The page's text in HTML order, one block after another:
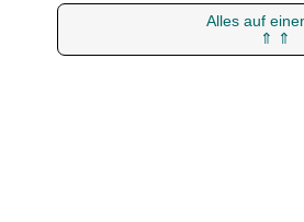
Alles auf
⇑ ⇑